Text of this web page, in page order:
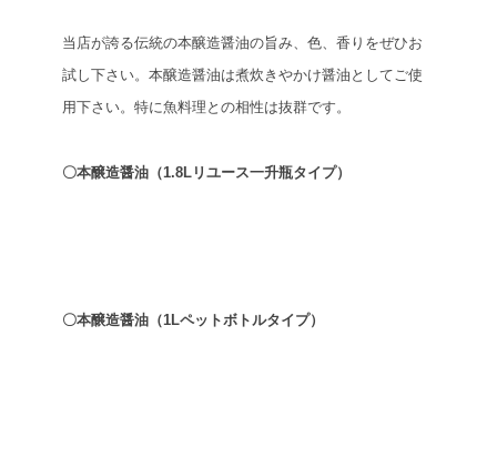
当店が誇る伝統の本醸造醤油の旨み、色、香りをぜひお
試し下さい。本醸造醤油は煮炊きやかけ醤油としてご使
用下さい。特に魚料理との相性は抜群です。
〇本醸造醤油（1.8Lリユース一升瓶タイプ）
〇本醸造醤油（1Lペットボトルタイプ）